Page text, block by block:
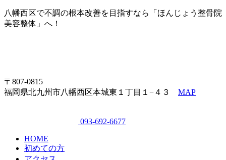
八幡西区で不調の根本改善を目指すなら「ほんじょう整骨院
美容整体」へ！
〒807-0815
福岡県北九州市八幡西区本城東１丁目１−４３ MAP
093-692-6677
HOME
初めての方